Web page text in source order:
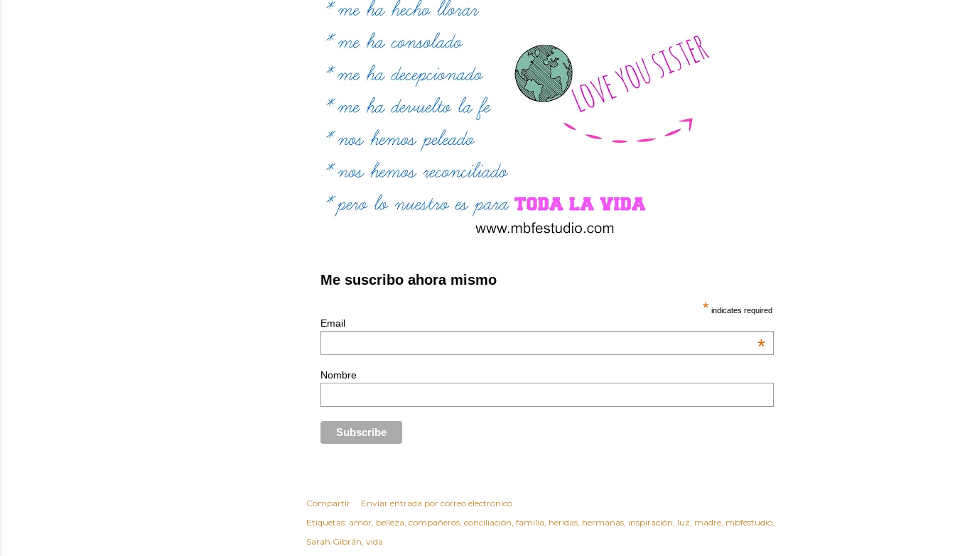
Me suscribo ahora mismo
* indicates required
Email
*
Nombre
Compartir
Enviar entrada por correo electrónico
Etiquetas: amor belleza compañeros conciliación familia heridas hermanas inspiración luz madre mbfestudio
Sarah Gibrán vida